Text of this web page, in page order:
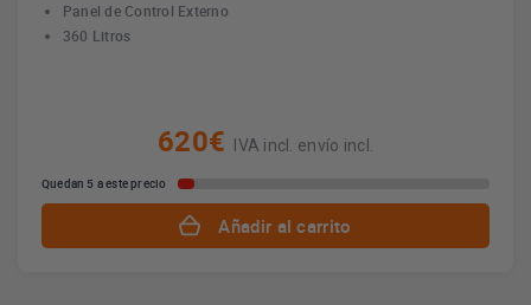
Panel de Control Externo
360 Litros
620€ IVA incl. envío incl.
Quedan 5 a este precio
Añadir al carrito